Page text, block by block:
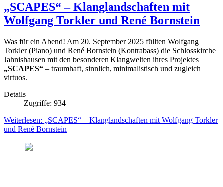
„SCAPES“ – Klanglandschaften mit
Wolfgang Torkler und René Bornstein
Was für ein Abend! Am 20. September 2025 füllten Wolfgang
Torkler (Piano) und René Bornstein (Kontrabass) die Schlosskirche
Jahnishausen mit den besonderen Klangwelten ihres Projektes
„SCAPES“ – traumhaft, sinnlich, minimalistisch und zugleich
virtuos.
Details
Zugriffe: 934
Weiterlesen: „SCAPES“ – Klanglandschaften mit Wolfgang Torkler
und René Bornstein